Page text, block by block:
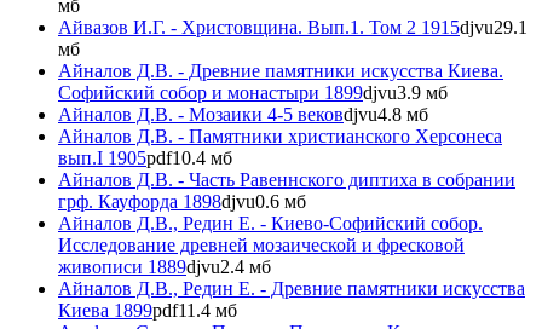
мб
Айвазов И.Г. - Христовщина. Вып.1. Том 2 1915djvu29.1
мб
Айналов Д.В. - Древние памятники искусства Киева.
Софийский собор и монастыри 1899djvu3.9 мб
Айналов Д.В. - Мозаики 4-5 вековdjvu4.8 мб
Айналов Д.В. - Памятники христианского Херсонеса
вып.I 1905pdf10.4 мб
Айналов Д.В. - Часть Равеннского диптиха в собрании
грф. Кауфорда 1898djvu0.6 мб
Айналов Д.В., Редин Е. - Киево-Софийский собор.
Исследование древней мозаической и фресковой
живописи 1889djvu2.4 мб
Айналов Д.В., Редин Е. - Древние памятники искусства
Киева 1899pdf11.4 мб